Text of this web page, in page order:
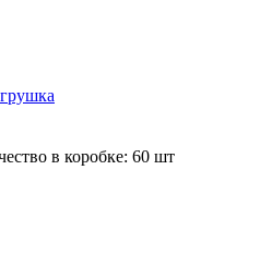
в коробке: 60 шт